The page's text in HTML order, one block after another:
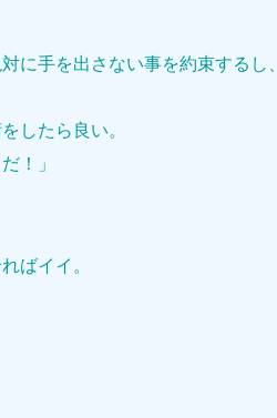
に手を出さない事を約束するし、
したら良い。
！」
ばイイ。